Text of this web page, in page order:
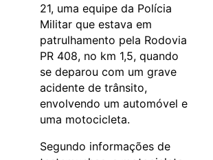
21, uma equipe da Polícia
Militar que estava em
patrulhamento pela Rodovia
PR 408, no km 1,5, quando
se deparou com um grave
acidente de trânsito,
envolvendo um automóvel e
uma motocicleta.
Segundo informações de